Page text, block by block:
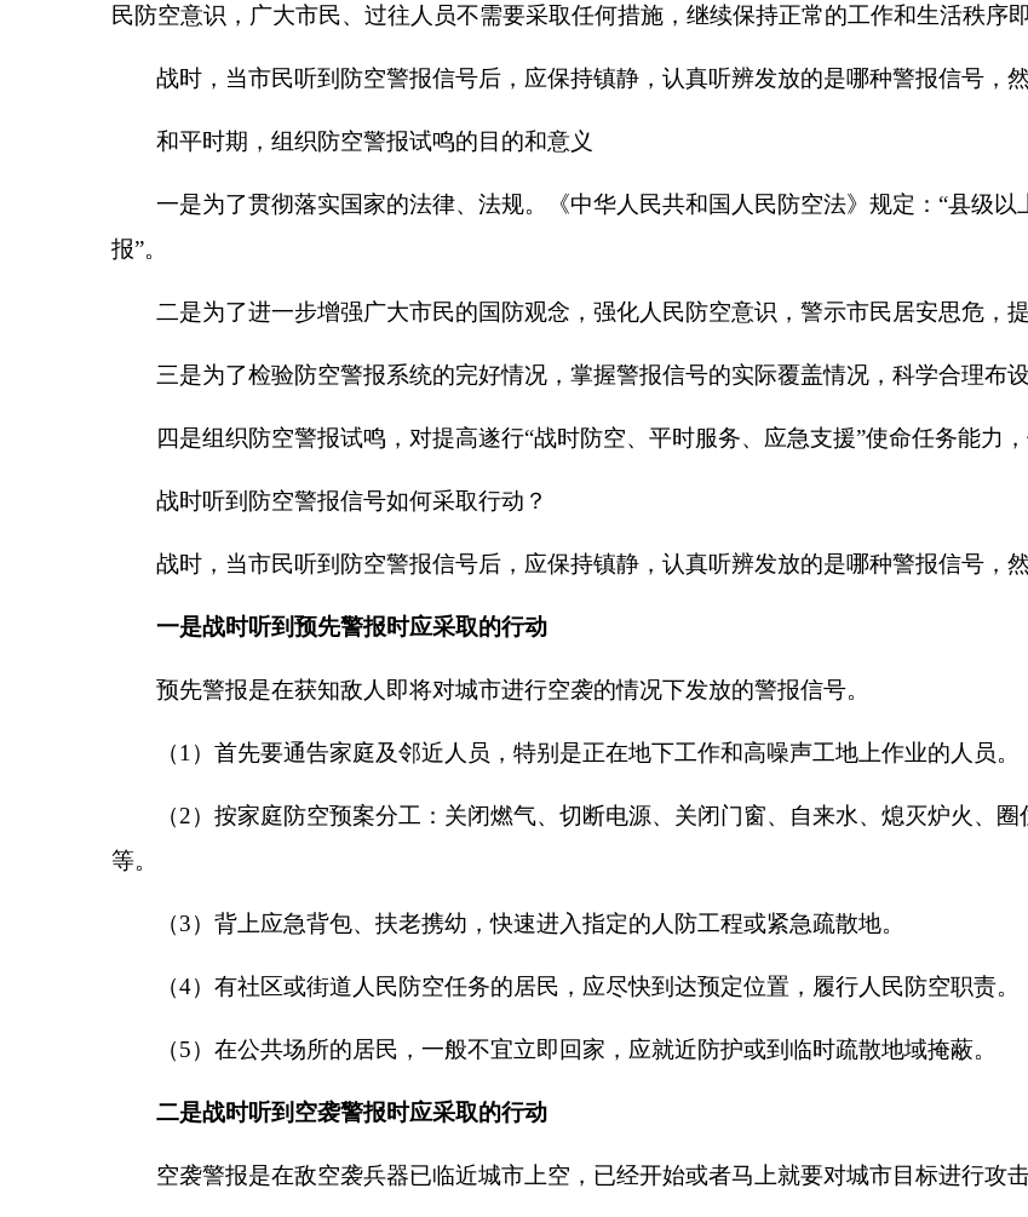
民防空意识，广大市民、过往人员不需要采取任何措施，继续保持正常的工作和生活秩序即
战时，当市民听到防空警报信号后，应保持镇静，认真听辨发放的是哪种警报信号，
和平时期，组织防空警报试鸣的目的和意义
一是为了贯彻落实国家的法律、法规。《中华人民共和国人民防空法》规定： “县级以
报”。
二是为了进一步增强广大市民的国防观念，强化人民防空意识，警示市民居安思危，
三是为了检验防空警报系统的完好情况，掌握警报信号的实际覆盖情况，科学合理布设
四是组织防空警报试鸣，对提高遂行“战时防空、平时服务、应急支援”使命任务能力
战时听到防空警报信号如何采取行动？
战时，当市民听到防空警报信号后，应保持镇静，认真听辨发放的是哪种警报信号，
一是战时听到预先警报时应采取的行动
预先警报是在获知敌人即将对城市进行空袭的情况下发放的警报信号。
（1 ）首先要通告家庭及邻近人员，特别是正在地下工作和高噪声工地上作业的人员。
（2）按家庭防空预案分工：关闭燃气、切断电源、关闭门窗、自来水、熄灭炉火、
等。
（3）背上应急背包、扶老携幼，快速进入指定的人防工程或紧急疏散地。
（4）有社区或街道人民防空任务的居民，应尽快到达预定位置，履行人民防空职责。
（5）在公共场所的居民，一般不宜立即回家，应就近防护或到临时疏散地域掩蔽。
二是战时听到空袭警报时应采取的行动
空袭警报是在敌空袭兵器已临近城市上空，已经开始或者马上就要对城市目标进行攻